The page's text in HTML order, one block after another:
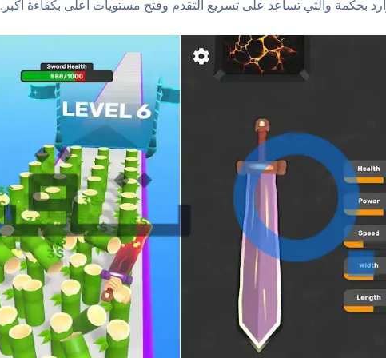
بحكمة والتي تساعد على تسريع التقدم وفتح مستويات أعلى بكفاءة أكبر.